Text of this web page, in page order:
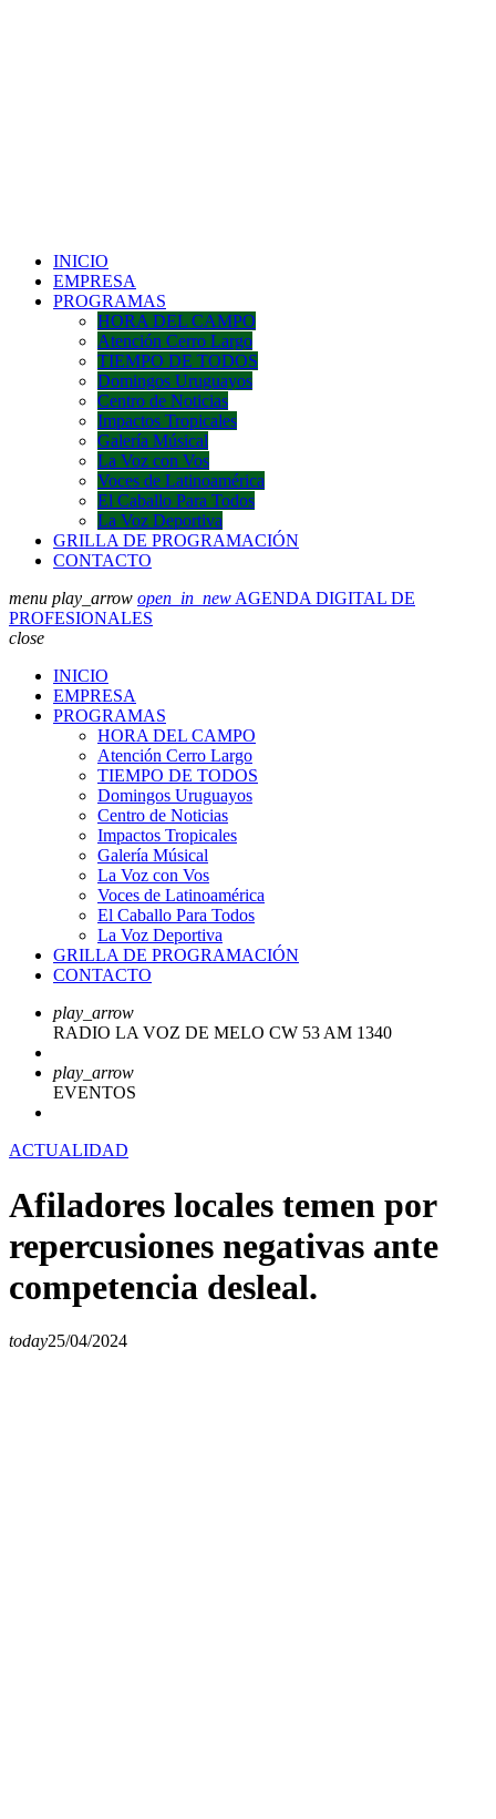
INICIO
EMPRESA
PROGRAMAS
HORA DEL CAMPO
Atención Cerro Largo
TIEMPO DE TODOS
Domingos Uruguayos
Centro de Noticias
Impactos Tropicales
Galería Músical
La Voz con Vos
Voces de Latinoamérica
El Caballo Para Todos
La Voz Deportiva
GRILLA DE PROGRAMACIÓN
CONTACTO
menu play_arrow open_in_new AGENDA DIGITAL DE
PROFESIONALES
close
INICIO
EMPRESA
PROGRAMAS
HORA DEL CAMPO
Atención Cerro Largo
TIEMPO DE TODOS
Domingos Uruguayos
Centro de Noticias
Impactos Tropicales
Galería Músical
La Voz con Vos
Voces de Latinoamérica
El Caballo Para Todos
La Voz Deportiva
GRILLA DE PROGRAMACIÓN
CONTACTO
play_arrow
RADIO LA VOZ DE MELO CW 53 AM 1340
play_arrow
EVENTOS
ACTUALIDAD
Afiladores locales temen por
repercusiones negativas ante
competencia desleal.
today25/04/2024